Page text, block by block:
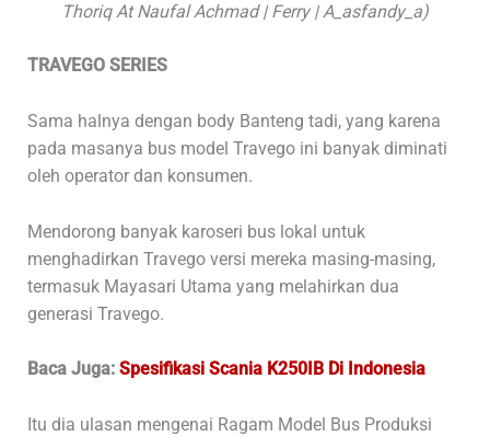
Thoriq At Naufal Achmad | Ferry | A_asfandy_a)
TRAVEGO SERIES
Sama halnya dengan body Banteng tadi, yang karena
pada masanya bus model Travego ini banyak diminati
oleh operator dan konsumen.
Mendorong banyak karoseri bus lokal untuk
menghadirkan Travego versi mereka masing-masing,
termasuk Mayasari Utama yang melahirkan dua
generasi Travego.
Baca Juga: Spesifikasi Scania K250IB Di Indonesia
Itu dia ulasan mengenai Ragam Model Bus Produksi